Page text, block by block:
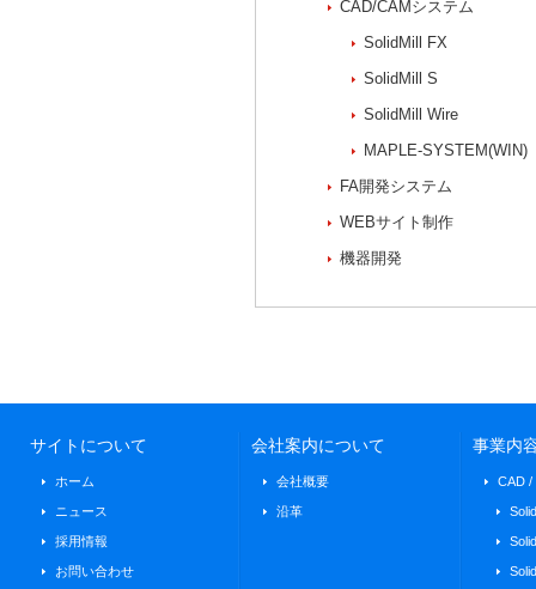
CAD/CAMシステム
SolidMill FX
SolidMill S
SolidMill Wire
MAPLE-SYSTEM(WIN)
FA開発システム
WEBサイト制作
機器開発
サイトについて
ホーム
ニュース
採用情報
お問い合わせ
会社案内について
会社概要
沿革
事業内
CAD /